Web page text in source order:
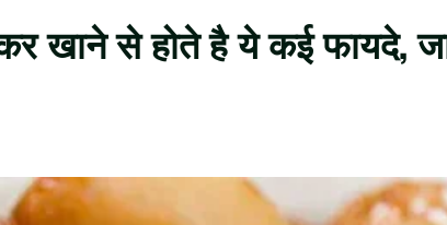
खाने से होते है ये कई फायदे,